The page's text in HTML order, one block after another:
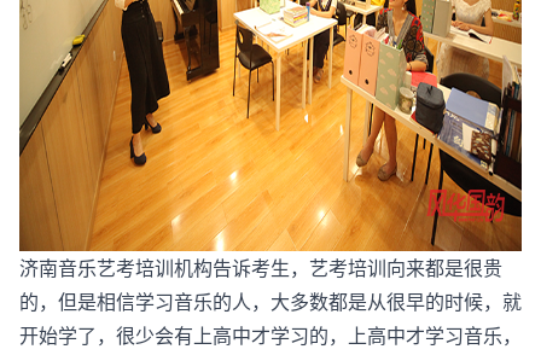
济南音乐艺考培训机构告诉考生，艺考培训向来都是很贵
的，但是相信学习音乐的人，大多数都是从很早的时候，就
开始学了，很少会有上高中才学习的，上高中才学习音乐，